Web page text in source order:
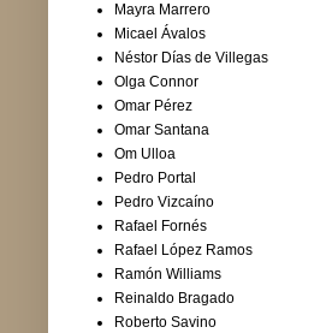
Mayra Marrero
Micael Ávalos
Néstor Días de Villegas
Olga Connor
Omar Pérez
Omar Santana
Om Ulloa
Pedro Portal
Pedro Vizcaíno
Rafael Fornés
Rafael López Ramos
Ramón Williams
Reinaldo Bragado
Roberto Savino